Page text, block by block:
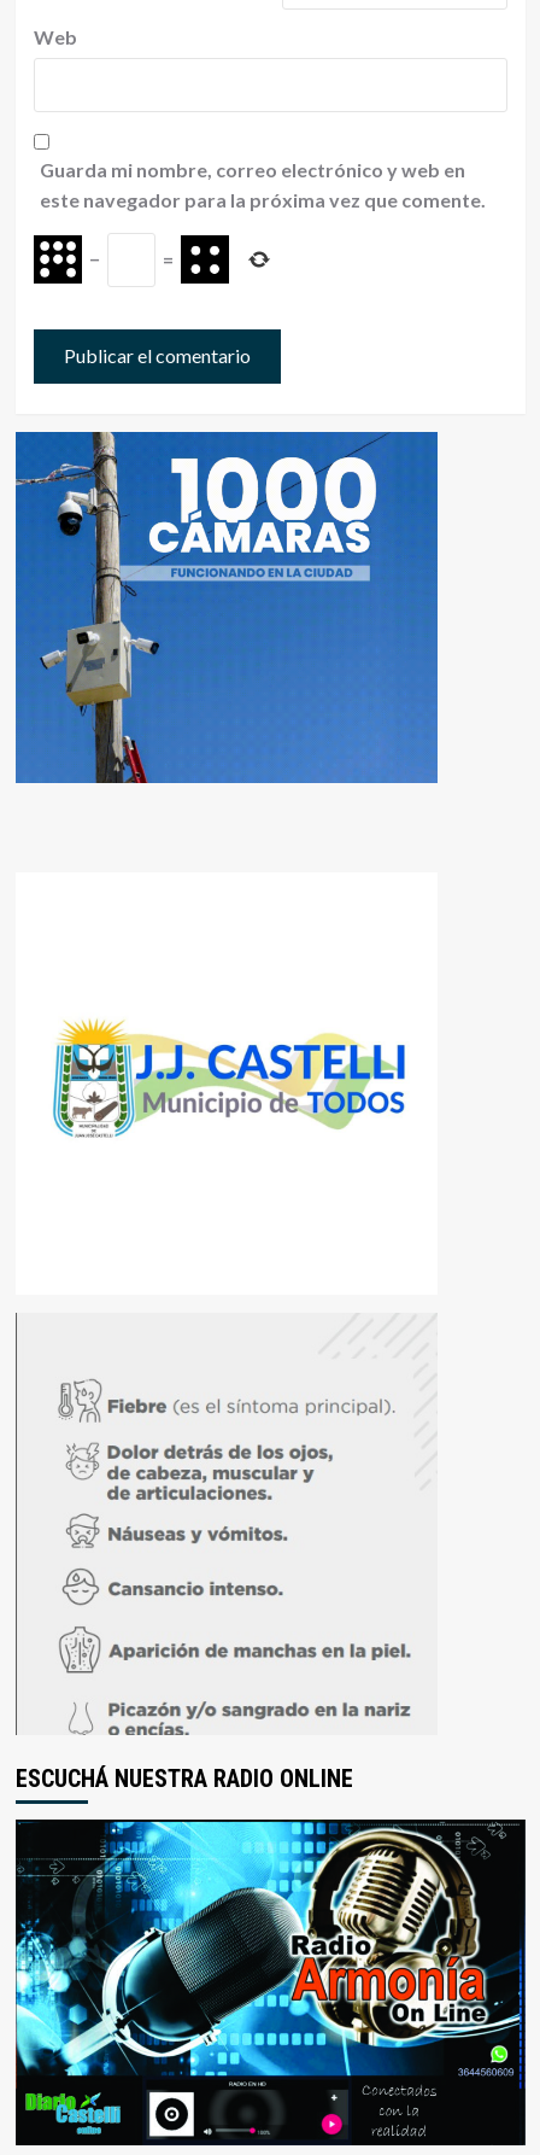
Web
Guarda mi nombre, correo electrónico y web en
este navegador para la próxima vez que comente.
− =
ESCUCHÁ NUESTRA RADIO ONLINE